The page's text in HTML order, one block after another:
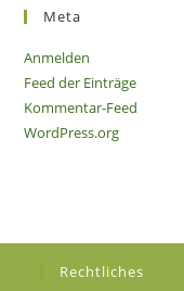
Meta
Anmelden
Feed der Einträge
Kommentar-Feed
WordPress.org
Rechtliches